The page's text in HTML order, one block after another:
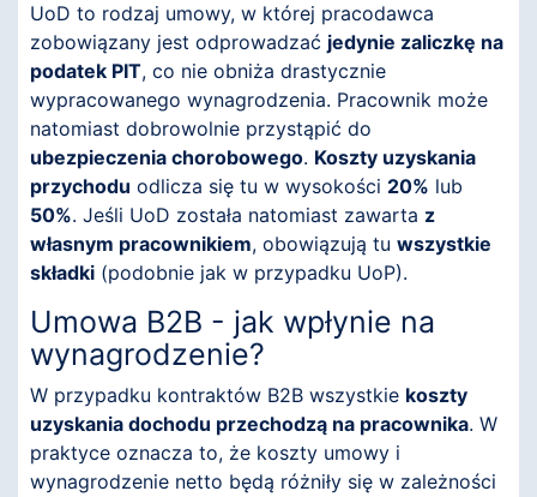
UoD to rodzaj umowy, w której pracodawca
zobowiązany jest odprowadzać jedynie zaliczkę na
podatek PIT, co nie obniża drastycznie
wypracowanego wynagrodzenia. Pracownik może
natomiast dobrowolnie przystąpić do
ubezpieczenia chorobowego. Koszty uzyskania
przychodu odlicza się tu w wysokości 20% lub
50%. Jeśli UoD została natomiast zawarta z
własnym pracownikiem, obowiązują tu wszystkie
składki (podobnie jak w przypadku UoP).
Umowa B2B - jak wpłynie na
wynagrodzenie?
W przypadku kontraktów B2B wszystkie koszty
uzyskania dochodu przechodzą na pracownika. W
praktyce oznacza to, że koszty umowy i
wynagrodzenie netto będą różniły się w zależności